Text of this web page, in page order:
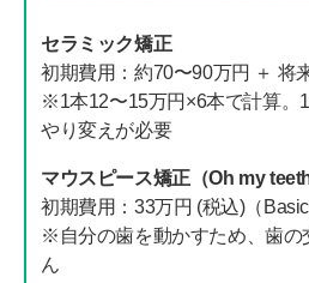
セラミック矯正
初期費用：約70〜90万円 ＋ 将
※1本12〜15万円×6本で計算。
やり変えが必要
マウスピース矯正（Oh my teeth
初期費用：33万円 (税込)（Basic
※自分の歯を動かすため、歯の
ん